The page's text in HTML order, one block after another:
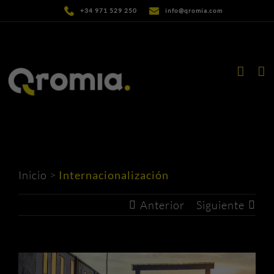
al
+34 971 529 250 info@qromia.com
Inicio > Internacionalización
Anterior Siguiente